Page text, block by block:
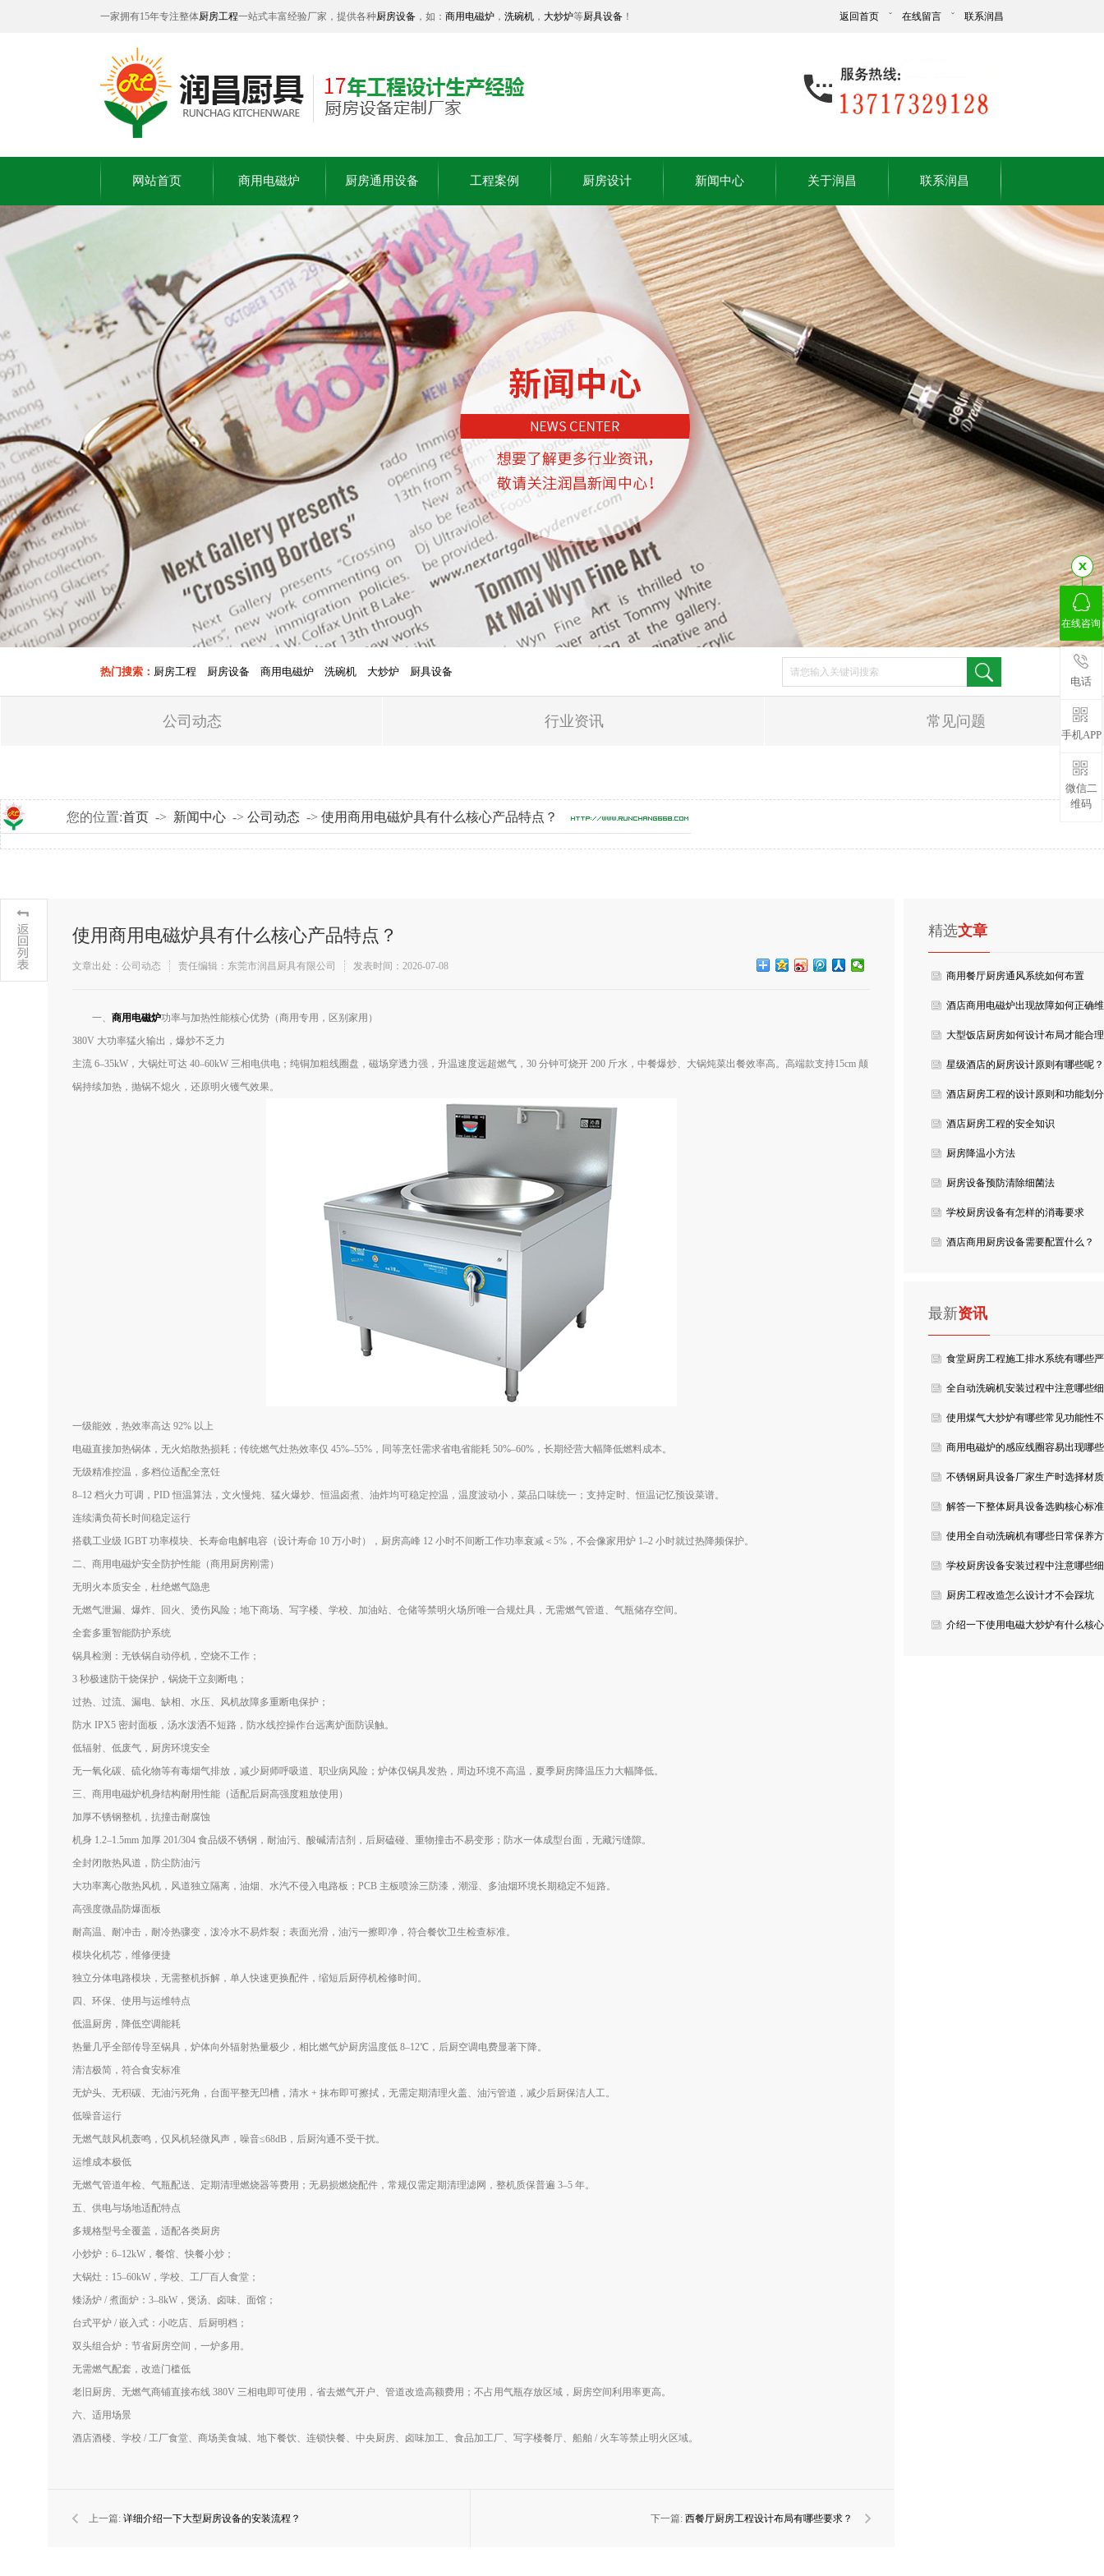
一家拥有15年专注整体厨房工程一站式丰富经验厂家，提供各种厨房设备 ，如： 商用电磁炉 ， 洗碗机 ， 大炒炉等厨具设备 ！ 返回首页 ˇ 在线留言 ˇ 联系润昌
网站首页 商用电磁炉 厨房通用设备 工程案例 厨房设计 新闻中心 关于润昌 联系润昌
热门搜索： 厨房工程 厨房设备 商用电磁炉 洗碗机 大炒炉 厨具设备
公司动态 行业资讯 常见问题
您的位置:首页 -> 新闻中心 -> 公司动态 -> 使用商用电磁炉具有什么核心产品特点？
使用商用电磁炉具有什么核心产品特点？
文章出处：公司动态 责任编辑：东莞市润昌厨具有限公司 发表时间：2026-07-08
​一、 商用电磁炉功率与加热性能核心优势（商用专用，区别家用）
380V 大功率猛火输出，爆炒不乏力
主流 6–35kW，大锅灶可达 40–60kW 三相电供电；纯铜加粗线圈盘，磁场穿透力强，升温速度远超燃气，30 分钟可烧开 200 斤水，中餐爆炒、大锅炖菜出餐效率高。高端款支持15cm 颠
锅持续加热，抛锅不熄火，还原明火镬气效果。
一级能效，热效率高达 92% 以上
电磁直接加热锅体，无火焰散热损耗；传统燃气灶热效率仅 45%–55%，同等烹饪需求省电省能耗 50%–60%，长期经营大幅降低燃料成本。
无级精准控温，多档位适配全烹饪
8–12 档火力可调，PID 恒温算法，文火慢炖、猛火爆炒、恒温卤煮、油炸均可稳定控温，温度波动小，菜品口味统一；支持定时、恒温记忆预设菜谱。
连续满负荷长时间稳定运行
搭载工业级 IGBT 功率模块、长寿命电解电容（设计寿命 10 万小时），厨房高峰 12 小时不间断工作功率衰减＜5%，不会像家用炉 1–2 小时就过热降频保护。
二、商用电磁炉安全防护性能（商用厨房刚需）
无明火本质安全，杜绝燃气隐患
无燃气泄漏、爆炸、回火、烫伤风险；地下商场、写字楼、学校、加油站、仓储等禁明火场所唯一合规灶具，无需燃气管道、气瓶储存空间。
全套多重智能防护系统
锅具检测：无铁锅自动停机，空烧不工作；
3 秒极速防干烧保护，锅烧干立刻断电；
过热、过流、漏电、缺相、水压、风机故障多重断电保护；
防水 IPX5 密封面板，汤水泼洒不短路，防水线控操作台远离炉面防误触。
低辐射、低废气，厨房环境安全
无一氧化碳、硫化物等有毒烟气排放，减少厨师呼吸道、职业病风险；炉体仅锅具发热，周边环境不高温，夏季厨房降温压力大幅降低。
三、商用电磁炉机身结构耐用性能（适配后厨高强度粗放使用）
加厚不锈钢整机，抗撞击耐腐蚀
机身 1.2–1.5mm 加厚 201/304 食品级不锈钢，耐油污、酸碱清洁剂，后厨磕碰、重物撞击不易变形；防水一体成型台面，无藏污缝隙。
全封闭散热风道，防尘防油污
大功率离心散热风机，风道独立隔离，油烟、水汽不侵入电路板；PCB 主板喷涂三防漆，潮湿、多油烟环境长期稳定不短路。
高强度微晶防爆面板
耐高温、耐冲击，耐冷热骤变，泼冷水不易炸裂；表面光滑，油污一擦即净，符合餐饮卫生检查标准。
模块化机芯，维修便捷
独立分体电路模块，无需整机拆解，单人快速更换配件，缩短后厨停机检修时间。
四、环保、使用与运维特点
低温厨房，降低空调能耗
热量几乎全部传导至锅具，炉体向外辐射热量极少，相比燃气炉厨房温度低 8–12℃，后厨空调电费显著下降。
清洁极简，符合食安标准
无炉头、无积碳、无油污死角，台面平整无凹槽，清水 + 抹布即可擦拭，无需定期清理火盖、油污管道，减少后厨保洁人工。
低噪音运行
无燃气鼓风机轰鸣，仅风机轻微风声，噪音≤68dB，后厨沟通不受干扰。
运维成本极低
无燃气管道年检、气瓶配送、定期清理燃烧器等费用；无易损燃烧配件，常规仅需定期清理滤网，整机质保普遍 3–5 年。
五、供电与场地适配特点
多规格型号全覆盖，适配各类厨房
小炒炉：6–12kW，餐馆、快餐小炒；
大锅灶：15–60kW，学校、工厂百人食堂；
矮汤炉 / 煮面炉：3–8kW，煲汤、卤味、面馆；
台式平炉 / 嵌入式：小吃店、后厨明档；
双头组合炉：节省厨房空间，一炉多用。
无需燃气配套，改造门槛低
老旧厨房、无燃气商铺直接布线 380V 三相电即可使用，省去燃气开户、管道改造高额费用；不占用气瓶存放区域，厨房空间利用率更高。
六、适用场景
酒店酒楼、学校 / 工厂食堂、商场美食城、地下餐饮、连锁快餐、中央厨房、卤味加工、食品加工厂、写字楼餐厅、船舶 / 火车等禁止明火区域。
上一篇: 详细介绍一下大型厨房设备的安装流程？ 下一篇: 西餐厅厨房工程设计布局有哪些要求？
精选文章
商用餐厅厨房通风系统如何布置
酒店商用电磁炉出现故障如何正确维
修呢？
大型饭店厨房如何设计布局才能合理
的利用空间呢？
星级酒店的厨房设计原则有哪些呢？
酒店厨房工程的设计原则和功能划分
酒店厨房工程的安全知识
厨房降温小方法
厨房设备预防清除细菌法
学校厨房设备有怎样的消毒要求
酒店商用厨房设备需要配置什么？
最新资讯
食堂厨房工程施工排水系统有哪些严
格要求？
全自动洗碗机安装过程中注意哪些细
节？
使用煤气大炒炉有哪些常见功能性不
良？
商用电磁炉的感应线圈容易出现哪些
故障？
不锈钢厨具设备厂家生产时选择材质
有哪些要求？
解答一下整体厨具设备选购核心标准
有哪些？
使用全自动洗碗机有哪些日常保养方
法？
学校厨房设备安装过程中注意哪些细
节？
厨房工程改造怎么设计才不会踩坑
呢？
介绍一下使用电磁大炒炉有什么核心
在线咨询
电话
手机APP
微信二
维码